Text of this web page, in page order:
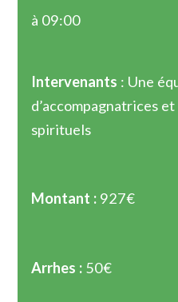
à 09:00
Intervenants : Une
d’accompagnatrices
spirituels
Montant : 927€
Arrhes : 50€